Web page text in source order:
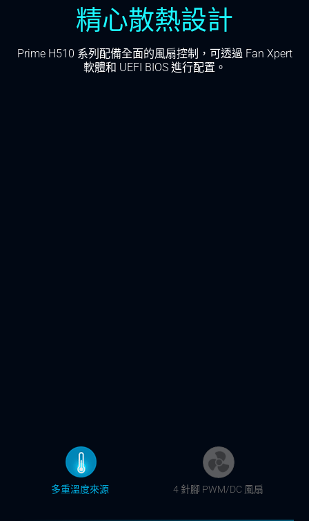
精心散熱設計
Prime H510 系列配備全面的風扇控制，可透過 Fan Xpert
軟體和 UEFI BIOS 進行配置。
多重溫度來源 4 針腳 PWM/DC 風扇